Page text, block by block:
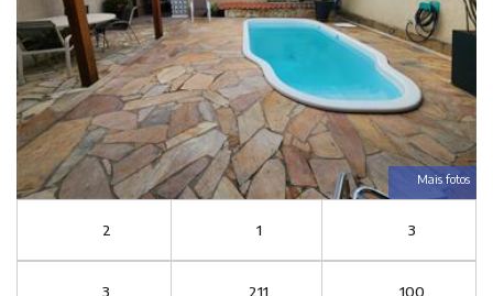
Mais fotos
2 1 3
3 211 100